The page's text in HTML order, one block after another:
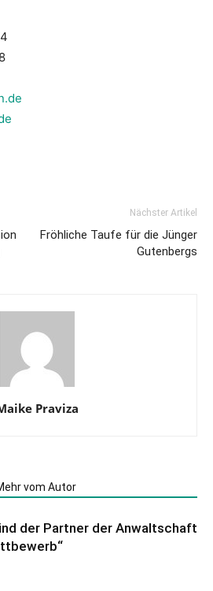
Nächster Artikel
Fröhliche Taufe für die Jünger
Gutenbergs
Praviza
vom Autor
der Partner der Anwaltschaft